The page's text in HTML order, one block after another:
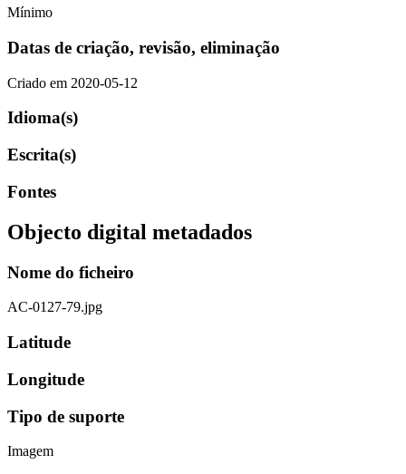
Mínimo
Datas de criação, revisão, eliminação
Criado em 2020-05-12
Idioma(s)
Escrita(s)
Fontes
Objecto digital metadados
Nome do ficheiro
AC-0127-79.jpg
Latitude
Longitude
Tipo de suporte
Imagem